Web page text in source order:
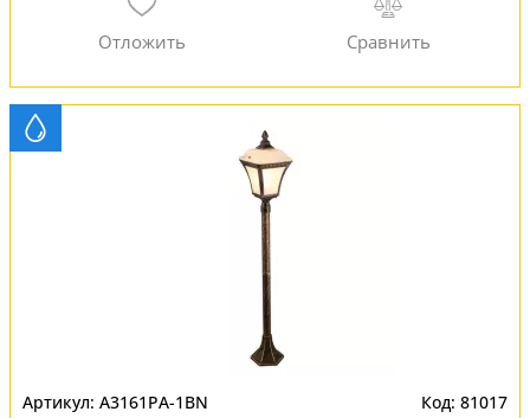
A3161PA-1BN 81017